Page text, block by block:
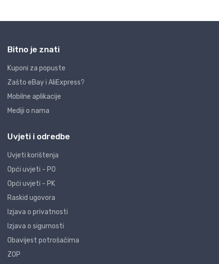
Bitno je znati
Kuponi za popuste
Zašto eBay i AliExpress?
Mobilne aplikacije
Mediji o nama
Uvjeti i odredbe
Uvjeti korištenja
Opći uvjeti - PO
Opći uvjeti - PK
Raskid ugovora
Izjava o privatnosti
Izjava o sigurnosti
Obavijest potrošačima
ZOP